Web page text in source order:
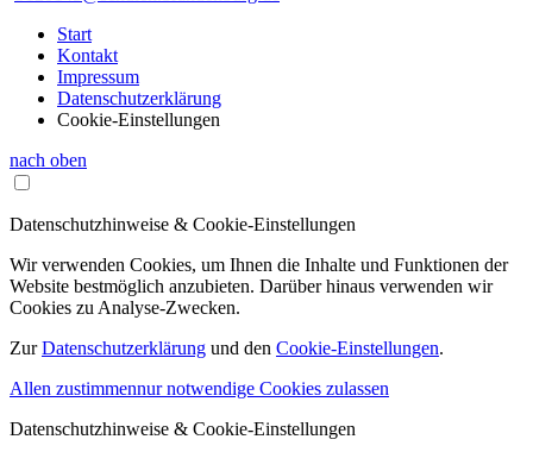
Start
Kontakt
Impressum
Datenschutzerklärung
Cookie-Einstellungen
nach oben
Datenschutzhinweise & Cookie-Einstellungen
Wir verwenden Cookies, um Ihnen die Inhalte und Funktionen der
Website bestmöglich anzubieten. Darüber hinaus verwenden wir
Cookies zu Analyse-Zwecken.
ZurDatenschutzerklärung und den Cookie-Einstellungen.
Allen zustimmennur notwendige Cookies zulassen
Datenschutzhinweise & Cookie-Einstellungen